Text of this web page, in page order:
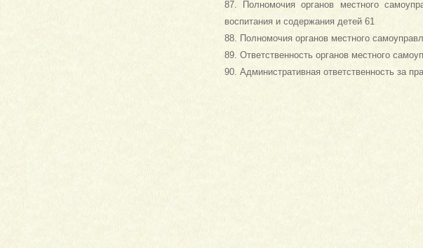
87. Полномочия органов местного
воспитания и содержания детей 61
88. Полномочия органов местного
89. Ответственность органов местного
90. Административная ответственность за